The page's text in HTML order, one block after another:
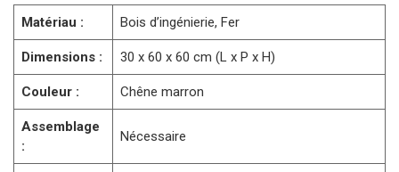
Matériau : Bois d’ingénierie, Fer
Dimensions : 30 x 60 x 60 cm (L x P x H)
Couleur : Chêne marron
Assemblage
:
Nécessaire